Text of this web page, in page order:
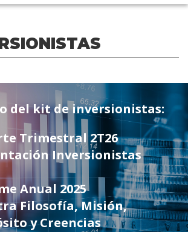
del kit de inversionistas:
Trimestral 2T26
Inversionistas
Anual 2025
Filosofía, Misión,
y Creencias